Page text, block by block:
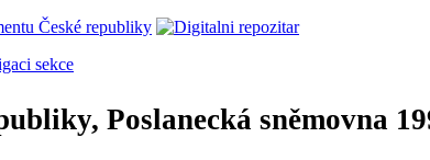
sekce
Poslanecká sněmovna